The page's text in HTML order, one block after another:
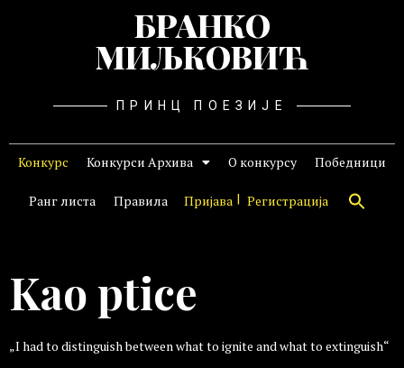
БРАНКО
МИЉКОВИЋ
ПРИНЦ ПОЕЗИЈЕ
Конкурс Конкурси Архива О конкурсу Победници
Ранг листа Правила Пријава Регистрација
Kao ptice
„I had to distinguish between what to ignite and what to extinguish“